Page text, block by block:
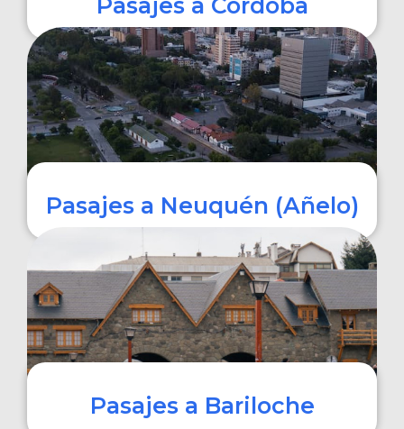
Pasajes a Córdoba
COMPRAR
Pasajes a Neuquén (Añelo)
COMPRAR
Pasajes a Bariloche